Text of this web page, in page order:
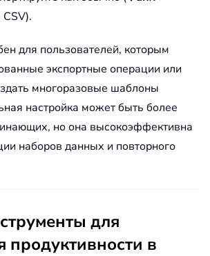
CSV).
для пользователей, которым
экспортные операции или
многоразовые шаблоны
настройка может быть более
но она высокоэффективна
наборов данных и повторного
для
в